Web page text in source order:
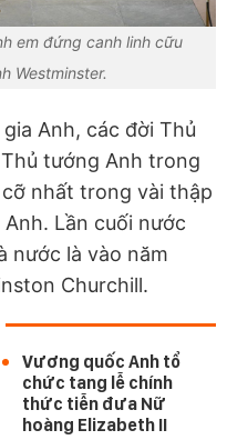
em đứng canh linh cữu
Westminster.
Anh, các đời Thủ
tướng Anh trong
nhất trong vài thập
Lần cuối nước
nước là vào năm
Churchill.
Vương quốc Anh tổ
chức tang lễ chính
thức tiễn đưa Nữ
hoàng Elizabeth II